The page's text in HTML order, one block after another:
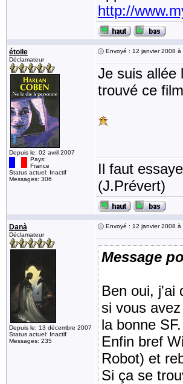
http://
étoile
Déclamateur
Depuis le: 02 avril 2007
Pays:
France
Status actuel: Inactif
Messages: 306
Envoyé : 12 janvier 2008 à
Je suis allée
trouvé ce
Il faut
(J.Prévert)
Danà
Déclamateur
Depuis le: 13 décembre 2007
Status actuel: Inactif
Messages: 235
Envoyé : 12 janvier 2008 à
Message
Ben oui, j'ai
si vous
la bonne SF.
Enfin bref
Robot) et
Si ça se